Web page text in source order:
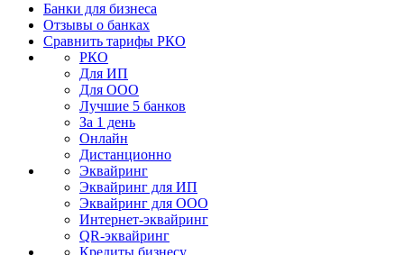
Банки для бизнеса
Отзывы о банках
Сравнить тарифы РКО
РКО
Для ИП
Для ООО
Лучшие 5 банков
За 1 день
Онлайн
Дистанционно
Эквайринг
Эквайринг для ИП
Эквайринг для ООО
Интернет-эквайринг
QR-эквайринг
Кредиты бизнесу